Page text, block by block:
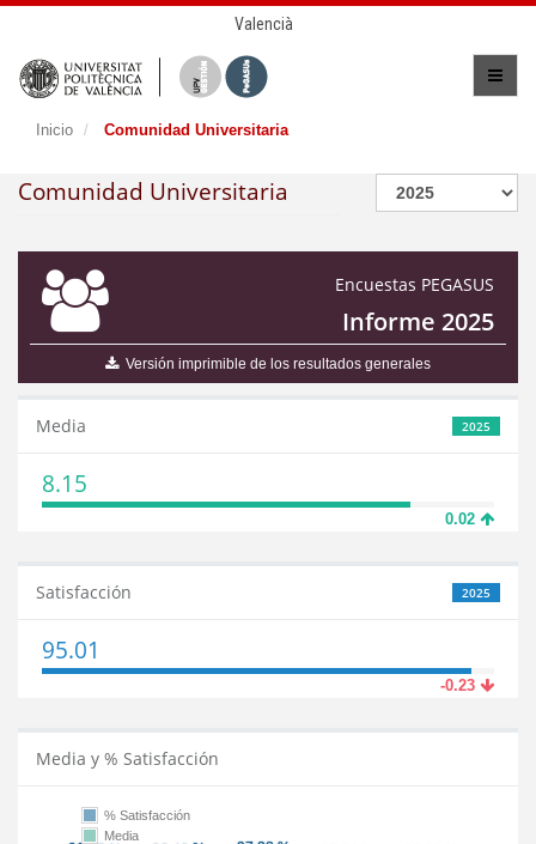
Valencià
Inicio Comunidad Universitaria
Comunidad Universitaria
Encuestas PEGASUS
Informe 2025
Versión imprimible de los resultados generales
2025
Media
8.15
0.02
2025
Satisfacción
95.01
-0.23
Media y % Satisfacción
% Satisfacción
Media